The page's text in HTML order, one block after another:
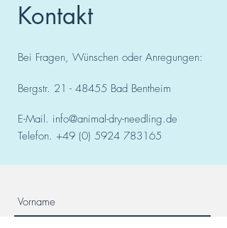
Kontakt
Bei Fragen, Wünschen oder Anregungen:
Bergstr. 21 - 48455 Bad Bentheim
E-Mail. info@animal-dry-needling.de
Telefon. +49 (0) 5924 783165